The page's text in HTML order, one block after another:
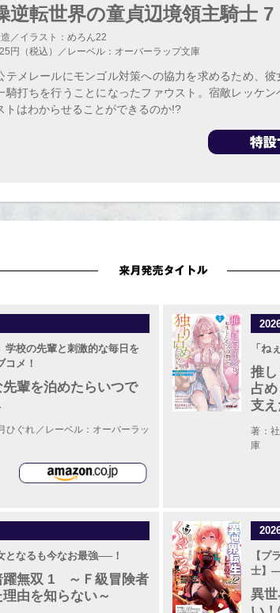
逆転世界の童貞辺境領主騎士 7
／イラスト：めろん22
円（税込）／レーベル：オーバーラップ文庫
テメレールにモンゴル対策への協力を求めるため、
騎打ちを行うことになったファウスト。宿敵レッケ
トはわからせることができるのか!?
学校の先輩と刺激的な毎日を
コメ！
輩を泊めたらいつで
ひぐれ／レーベル：オーバーラッ
「ね
推
占
支
著：
庫
となるも今なお最強──！
躍無双 1 ～Ｆ級冒険者
由を知らない～
【プ
士】
異